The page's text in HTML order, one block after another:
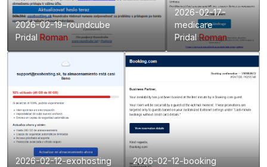
2026-02-19-roundcube
PridalRoman
2026-02-17-
medicare
PridalRoman
2026-02-12-exohosting
2026-02-12-booking